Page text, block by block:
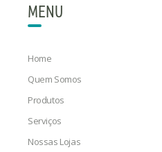
MENU
Home
Quem Somos
Produtos
Serviços
Nossas Lojas